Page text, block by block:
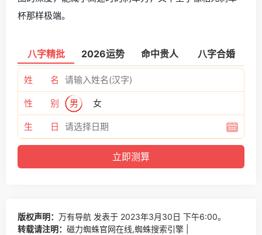
杯那样极端。
八字精批 2026运势 命中贵人 八字合婚
姓 名
性 别 男 女
生 日
版权声明： 万有导航 发表于 2023年3月30日 下午6:00。
转载请注明： 磁力蜘蛛官网在线,蜘蛛搜索引擎 |